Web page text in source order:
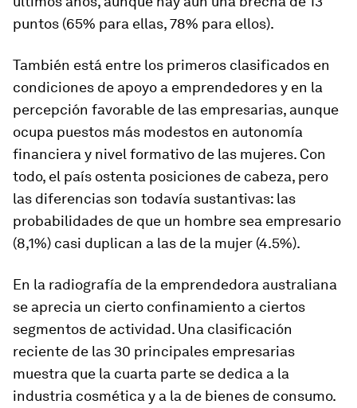
puntos (65% para ellas, 78% para ellos).
También está entre los primeros clasificados en
condiciones de apoyo a emprendedores y en la
percepción favorable de las empresarias, aunque
ocupa puestos más modestos en autonomía
financiera y nivel formativo de las mujeres. Con
todo, el país ostenta posiciones de cabeza, pero
las diferencias son todavía sustantivas: las
probabilidades de que un hombre sea empresario
(8,1%) casi duplican a las de la mujer (4.5%).
En la radiografía de la emprendedora australiana
se aprecia un cierto confinamiento a ciertos
segmentos de actividad. Una clasificación
reciente de las 30 principales empresarias
muestra que la cuarta parte se dedica a la
industria cosmética y a la de bienes de consumo.